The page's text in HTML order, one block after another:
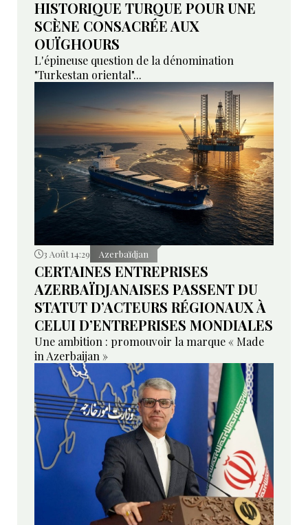
HISTORIQUE TURQUE POUR UNE
SCÈNE CONSACRÉE AUX
OUÏGHOURS
L'épineuse question de la dénomination
"Turkestan oriental"...
3 Août 14:29 Azerbaïdjan
CERTAINES ENTREPRISES
AZERBAÏDJANAISES PASSENT DU
STATUT D’ACTEURS RÉGIONAUX À
CELUI D’ENTREPRISES MONDIALES
Une ambition : promouvoir la marque « Made
in Azerbaijan »